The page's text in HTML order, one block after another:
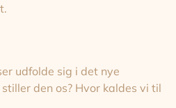
udfolde sig i det nye
den os? Hvor kaldes vi til